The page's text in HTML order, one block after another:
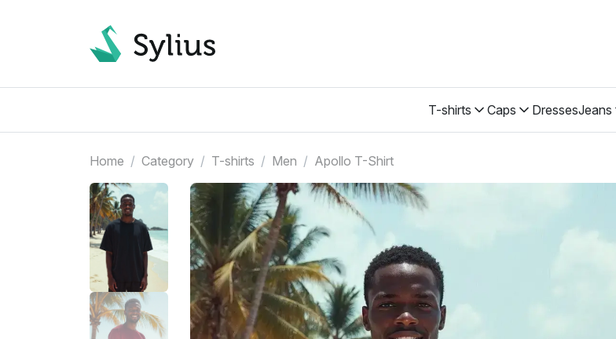
T-shirts Caps DressesJeans
Home Category T-shirts Men Apollo T-Shirt